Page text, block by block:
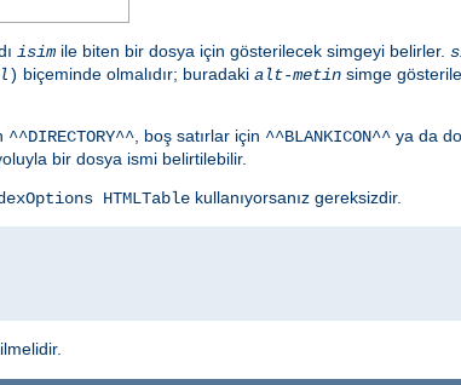
isim ile biten bir dosya için gösterilecek simgeyi belirler.
) biçeminde olmalıdır; buradaki alt-metin simge
^^DIRECTORY^^ , boş satırlar için ^^BLANKICON^^ ya da
bir dosya ismi belirtilebilir.
HTMLTable kullanıyorsanız gereksizdir.